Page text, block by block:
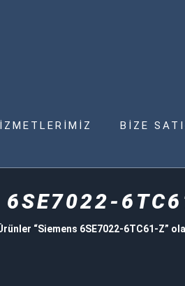
BİZE
6SE7022-
“Siemens 6SE7022-6TC61-Z”